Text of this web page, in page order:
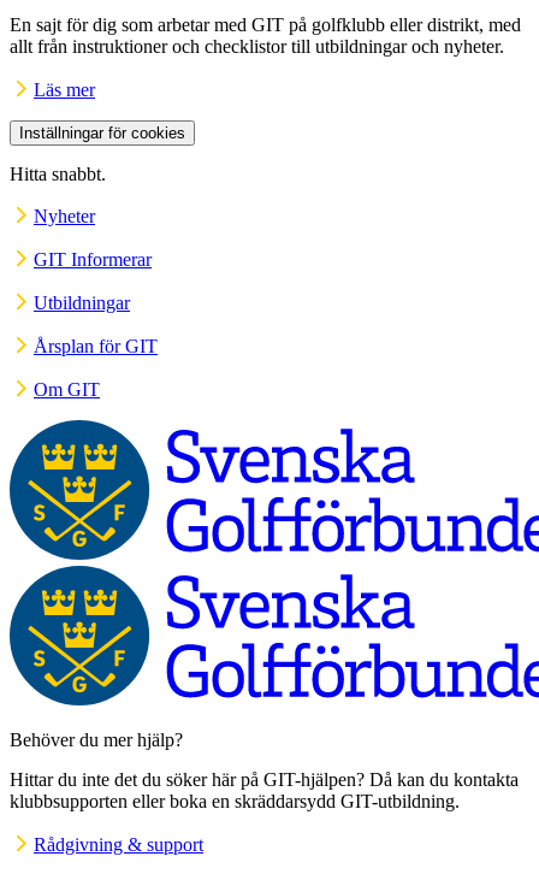
En sajt för dig som arbetar med GIT på golfklubb eller distrikt, med
allt från instruktioner och checklistor till utbildningar och nyheter.
Läs mer
Inställningar för cookies
Hitta snabbt.
Nyheter
GIT Informerar
Utbildningar
Årsplan för GIT
Om GIT
Behöver du mer hjälp?
Hittar du inte det du söker här på GIT-hjälpen? Då kan du kontakta
klubbsupporten eller boka en skräddarsydd GIT-utbildning.
Rådgivning & support